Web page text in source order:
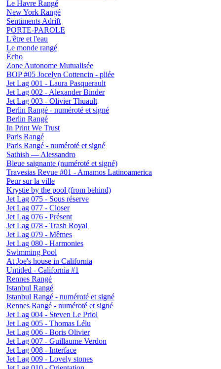
Le Havre Rangé
New York Rangé
Sentiments Adrift
PORTE-PAROLE
L'être et l'eau
Le monde rangé
Écho
Zone Autonome Mutualisée
BOP #05 Jocelyn Cottencin - pliée
Jet Lag 001 - Laura Pasquerault
Jet Lag 002 - Alexander Binder
Jet Lag 003 - Olivier Thuault
Berlin Rangé - numéroté et signé
Berlin Rangé
In Print We Trust
Paris Rangé
Paris Rangé - numéroté et signé
Sathish — Alessandro
Bleue saignante (numéroté et signé)
Travesias Revue #01 - Amamos Latinoamerica
Peur sur la ville
Krystie by the pool (from behind)
Jet Lag 075 - Sous réserve
Jet Lag 077 - Closer
Jet Lag 076 - Présent
Jet Lag 078 - Trash Royal
Jet Lag 079 - Mêmes
Jet Lag 080 - Harmonies
Swimming Pool
At Joe's house in California
Untitled - California #1
Rennes Rangé
Istanbul Rangé
Istanbul Rangé - numéroté et signé
Rennes Rangé - numéroté et signé
Jet Lag 004 - Steven Le Priol
Jet Lag 005 - Thomas Lélu
Jet Lag 006 - Boris Olivier
Jet Lag 007 - Guillaume Verdon
Jet Lag 008 - Interface
Jet Lag 009 - Lovely stones